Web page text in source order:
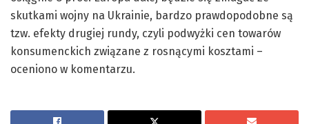
skutkami wojny na Ukrainie, bardzo prawdopodobne są
tzw. efekty drugiej rundy, czyli podwyżki cen towarów
konsumenckich związane z rosnącymi kosztami –
oceniono w komentarzu.